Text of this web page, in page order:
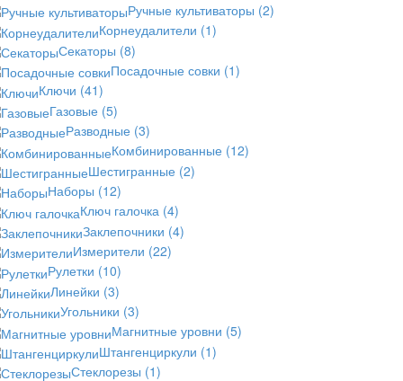
Ручные культиваторы (2)
Корнеудалители (1)
Секаторы (8)
Посадочные совки (1)
Ключи (41)
Газовые (5)
Разводные (3)
Комбинированные (12)
Шестигранные (2)
Наборы (12)
Ключ галочка (4)
Заклепочники (4)
Измерители (22)
Рулетки (10)
Линейки (3)
Угольники (3)
Магнитные уровни (5)
Штангенциркули (1)
Стеклорезы (1)